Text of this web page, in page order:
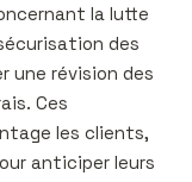
la lutte
des
une révision des
Ces
les clients,
anticiper leurs